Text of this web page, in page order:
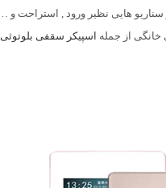
هایی نظیر ورود , استراحت و …
خانگی از جمله اسپیکر سقفی بلوتوثی